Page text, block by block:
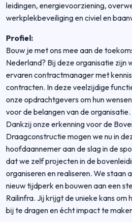
leidingen, energievoorziening,
werkplekbeveiliging en civiel en
Profiel:
Bouw je met ons mee aan de
Nederland? Bij deze organisatie zijn
ervaren contractmanager met
contracten. In deze veelzijdige
onze opdrachtgevers om hun
voor de belangen van de organisatie.
Dankzij onze erkenning voor de
Draagconstructie mogen we nu in
hoofdaannemer aan de slag in de
dat we zelf projecten in de
organiseren en realiseren. We staan
nieuw tijdperk en bouwen aan een
Railinfra. Jij krijgt de unieke kans om
bij te dragen en écht impact te